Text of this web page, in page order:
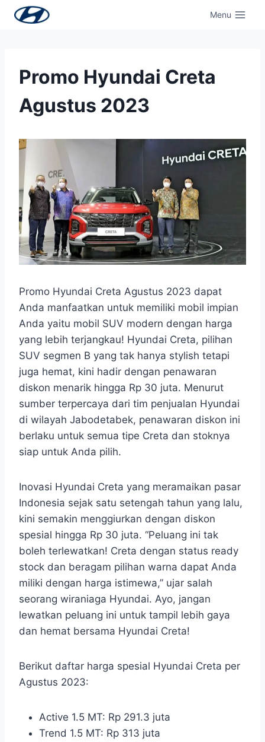
Menu
Promo Hyundai Creta
Agustus 2023
Promo Hyundai Creta Agustus 2023 dapat
Anda manfaatkan untuk memiliki mobil impian
Anda yaitu mobil SUV modern dengan harga
yang lebih terjangkau! Hyundai Creta, pilihan
SUV segmen B yang tak hanya stylish tetapi
juga hemat, kini hadir dengan penawaran
diskon menarik hingga Rp 30 juta. Menurut
sumber terpercaya dari tim penjualan Hyundai
di wilayah Jabodetabek, penawaran diskon ini
berlaku untuk semua tipe Creta dan stoknya
siap untuk Anda pilih.
Inovasi Hyundai Creta yang meramaikan pasar
Indonesia sejak satu setengah tahun yang lalu,
kini semakin menggiurkan dengan diskon
spesial hingga Rp 30 juta. “Peluang ini tak
boleh terlewatkan! Creta dengan status ready
stock dan beragam pilihan warna dapat Anda
miliki dengan harga istimewa,” ujar salah
seorang wiraniaga Hyundai. Ayo, jangan
lewatkan peluang ini untuk tampil lebih gaya
dan hemat bersama Hyundai Creta!
Berikut daftar harga spesial Hyundai Creta per
Agustus 2023:
Active 1.5 MT: Rp 291.3 juta
Trend 1.5 MT: Rp 313 juta